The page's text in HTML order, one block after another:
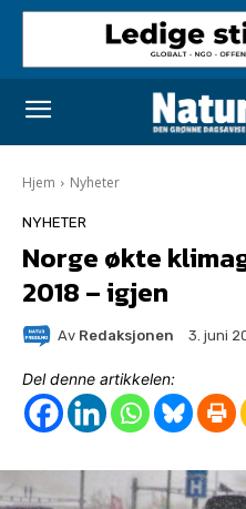
Hjem Nyheter
NYHETER
Norge økte
2018 – igjen
Av Redaksjonen 3. juni
Del denne artikkelen: